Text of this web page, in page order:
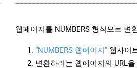
웹페이지를 NUMBERS 형식으로 변
“NUMBERS 웹페이지” 웹사이
변환하려는 웹페이지의 URL